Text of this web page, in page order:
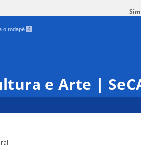
o rodapé 4
e Arte |